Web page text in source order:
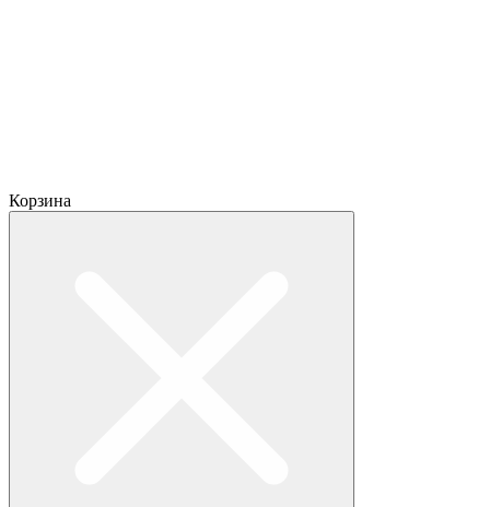
Корзина